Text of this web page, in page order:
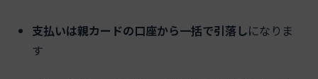
支払いは親カードの口座から一括で引落しになりま
す